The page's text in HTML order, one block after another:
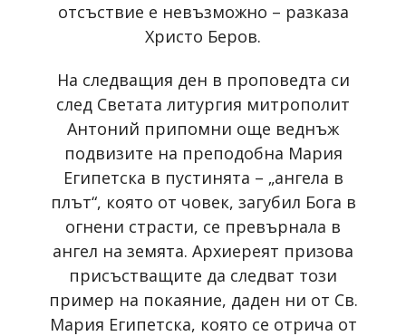
отсъствие е невъзможно – разказа
Христо Беров.
На следващия ден в проповедта си
след Светата литургия митрополит
Антоний припомни още веднъж
подвизите на преподобна Мария
Египетска в пустинята – „ангела в
плът“, която от човек, загубил Бога в
огнени страсти, се превърнала в
ангел на земята. Архиереят призова
присъстващите да следват този
пример на покаяние, даден ни от Св.
Мария Египетска, която се отрича от